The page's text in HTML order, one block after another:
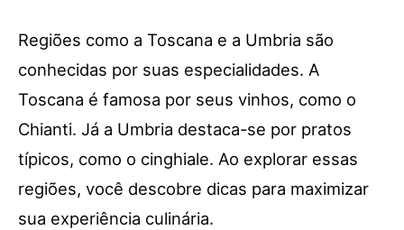
Regiões como a Toscana e a Umbria são
conhecidas por suas especialidades. A
Toscana é famosa por seus vinhos, como o
Chianti. Já a Umbria destaca-se por pratos
típicos, como o cinghiale. Ao explorar essas
regiões, você descobre dicas para maximizar
sua experiência culinária.